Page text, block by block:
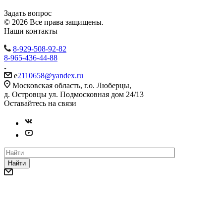
Задать вопрос
© 2026 Все права защищены.
Наши контакты
8-929-508-92-82
8-965-436-44-88
e2110658@yandex.ru
Московская область, г.о. Люберцы,
д. Островцы ул. Подмосковная дом 24/13
Оставайтесь на связи
Найти